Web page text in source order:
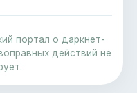
портал о даркнет-
действий не